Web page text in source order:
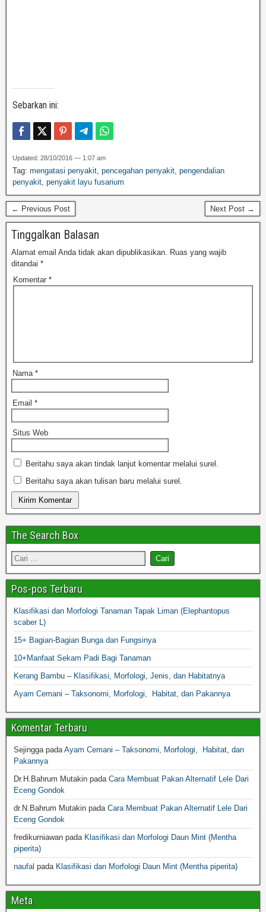
Sebarkan ini:
Updated: 28/10/2016 — 1:07 am
Tag: mengatasi penyakit, pencegahan penyakit, pengendalian
penyakit, penyakit layu fusarium
← Previous Post Next Post →
Tinggalkan Balasan
Alamat email Anda tidak akan dipublikasikan. Ruas yang wajib
ditandai *
Komentar *
Nama *
Email *
Situs Web
Beritahu saya akan tindak lanjut komentar melalui surel.
Beritahu saya akan tulisan baru melalui surel.
The Search Box
Pos-pos Terbaru
Klasifikasi dan Morfologi Tanaman Tapak Liman (Elephantopus
scaber L)
15+ Bagian-Bagian Bunga dan Fungsinya
10+Manfaat Sekam Padi Bagi Tanaman
Kerang Bambu – Klasifikasi, Morfologi, Jenis, dan Habitatnya
Ayam Cemani – Taksonomi, Morfologi, Habitat, dan Pakannya
Komentar Terbaru
SejinggapadaAyam Cemani – Taksonomi, Morfologi, Habitat, dan
Pakannya
Dr.H.Bahrum Mutakin pada Cara Membuat Pakan Alternatif Lele Dari
Eceng Gondok
dr.N.Bahrum Mutakin pada Cara Membuat Pakan Alternatif Lele Dari
Eceng Gondok
fredikurniawan pada Klasifikasi dan Morfologi Daun Mint (Mentha
piperita)
naufal pada Klasifikasi dan Morfologi Daun Mint (Mentha piperita)
Meta